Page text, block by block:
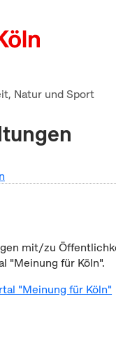
Natur und Sport
mit/zu
"Meinung für Köln".
"Meinung für Köln"